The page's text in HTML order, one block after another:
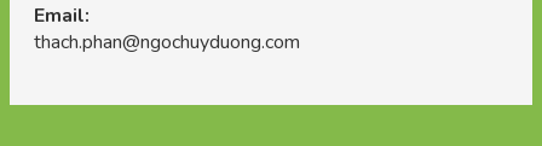
Email:
thach.phan@ngochuyduong.com